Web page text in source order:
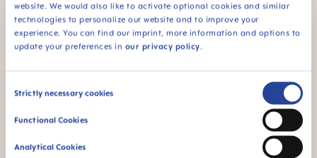
website. We would also like to activate optional cookies and similar
technologies to personalize our website and to improve your
experience. You can find our imprint, more information and options to
update your preferences in our privacy policy.
Consent
Strictly necessary cookies
Functional Cookies
Analytical Cookies
MAM Original succhietto,
6+ mesi, set di 2
13,45 €
MAM Original succhietto,
0-2 mesi, set di 2
13,45 €